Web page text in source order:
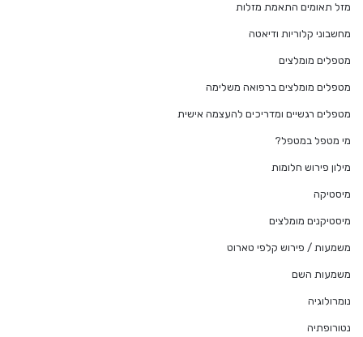
מזל תאומים התאמת מזלות
מחשבוני קלוריות ודיאטה
מטפלים מומלצים
מטפלים מומלצים ברפואה משלימה
מטפלים רגשיים ומדריכים להעצמה אישית
מי מטפל במטפל?
מילון פירוש חלומות
מיסטיקה
מיסטיקנים מומלצים
משמעות / פירוש קלפי טארוט
משמעות השם
נומרולוגיה
נטורופתיה